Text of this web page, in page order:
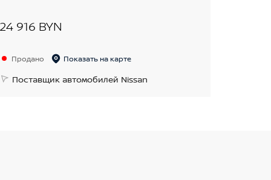
24 916 BYN
Продано Показать на карте
Поставщик автомобилей Nissan